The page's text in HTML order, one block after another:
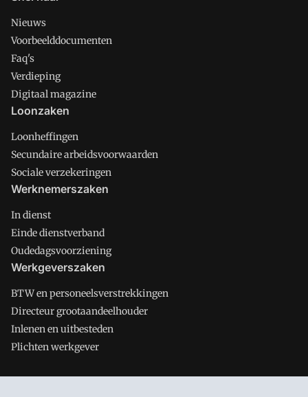
Nieuws
Voorbeelddocumenten
Faq's
Verdieping
Digitaal magazine
Loonzaken
Loonheffingen
Secundaire arbeidsvoorwaarden
Sociale verzekeringen
Werknemerszaken
In dienst
Einde dienstverband
Oudedagsvoorziening
Werkgeverszaken
BTW en personeelsverstrekkingen
Directeur grootaandeelhouder
Inlenen en uitbesteden
Plichten werkgever